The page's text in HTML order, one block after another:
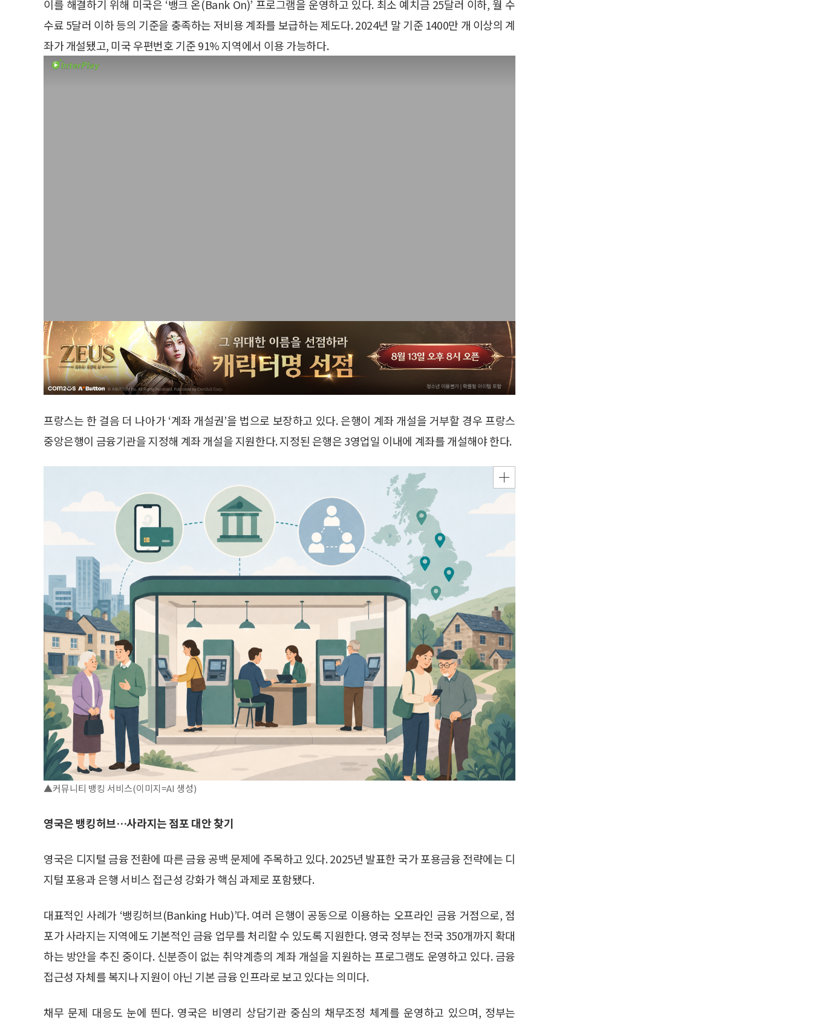
이를 해결하기 위해 미국은 ‘뱅크 온(Bank On)’ 프로그램을 운영하고 있다. 최소 예치금 25달러 이하, 월 수
수료 5달러 이하 등의 기준을 충족하는 저비용 계좌를 보급하는 제도다. 2024년 말 기준 1400만 개 이상의 계
좌가 개설됐고, 미국 우편번호 기준 91% 지역에서 이용 가능하다.
프랑스는 한 걸음 더 나아가 ‘계좌 개설권’을 법으로 보장하고 있다. 은행이 계좌 개설을 거부할 경우 프랑스
중앙은행이 금융기관을 지정해 계좌 개설을 지원한다. 지정된 은행은 3영업일 이내에 계좌를 개설해야 한다.
▲커뮤니티 뱅킹 서비스(이미지=AI 생성)
영국은 뱅킹허브…사라지는 점포 대안 찾기
영국은 디지털 금융 전환에 따른 금융 공백 문제에 주목하고 있다. 2025년 발표한 국가 포용금융 전략에는 디
지털 포용과 은행 서비스 접근성 강화가 핵심 과제로 포함됐다.
대표적인 사례가 ‘뱅킹허브(Banking Hub)’다. 여러 은행이 공동으로 이용하는 오프라인 금융 거점으로, 점
포가 사라지는 지역에도 기본적인 금융 업무를 처리할 수 있도록 지원한다. 영국 정부는 전국 350개까지 확대
하는 방안을 추진 중이다. 신분증이 없는 취약계층의 계좌 개설을 지원하는 프로그램도 운영하고 있다. 금융
접근성 자체를 복지나 지원이 아닌 기본 금융 인프라로 보고 있다는 의미다.
채무 문제 대응도 눈에 띈다. 영국은 비영리 상담기관 중심의 채무조정 체계를 운영하고 있으며, 정부는